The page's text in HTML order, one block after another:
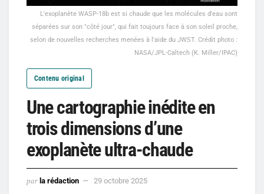
L'exoplanète WASP-18b est si chaude que les molécules d'eau sont
séparées sur son "côté jour", qui fait toujours face à son soleil proche,
selon de nouvelles recherches menées à l'aide du JWST. Crédit photo :
NASA/JPL-Caltech (K. Miller/IPAC)
Contenu original
Une cartographie inédite en
trois dimensions d’une
exoplanète ultra-chaude
par la rédaction 29 octobre 2025